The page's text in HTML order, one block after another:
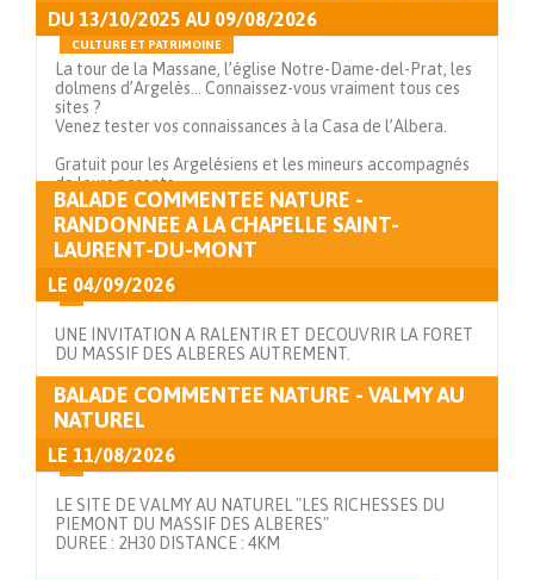
CULTURE ET PATRIMOINE
DU 13/10/2025 AU 09/08/2026
La tour de la Massane, l’église Notre-Dame-del-Prat, les
dolmens d’Argelès… Connaissez-vous vraiment tous ces
sites ?
Venez tester vos connaissances à la Casa de l’Albera.
Gratuit pour les Argelésiens et les mineurs accompagnés
de leurs parents.
BALADE COMMENTEE NATURE -
RANDONNEE A LA CHAPELLE SAINT-
LAURENT-DU-MONT
LE 04/09/2026
UNE INVITATION A RALENTIR ET DECOUVRIR LA FORET
DU MASSIF DES ALBERES AUTREMENT.
BALADE COMMENTEE NATURE - VALMY AU
NATUREL
LE 11/08/2026
LE SITE DE VALMY AU NATUREL "LES RICHESSES DU
PIEMONT DU MASSIF DES ALBERES"
DUREE : 2H30 DISTANCE : 4KM